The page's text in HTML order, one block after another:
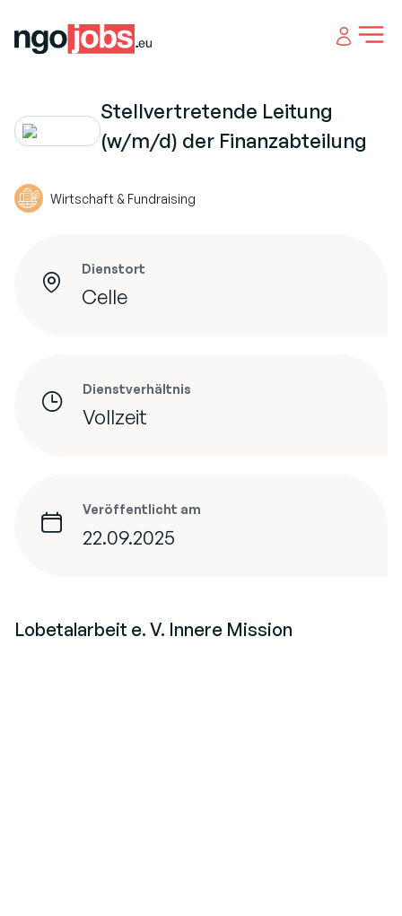
Open
Stellvertretende Leitung
(w/m/d) der Finanzabteilung
Wirtschaft & Fundraising
Dienstort
Celle
Dienstverhältnis
Vollzeit
Veröffentlicht am
22.09.2025
Lobetalarbeit e. V. Innere Mission